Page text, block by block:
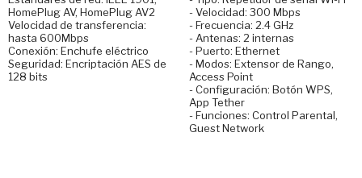
HomePlug AV, HomePlug AV2
Velocidad de transferencia:
hasta 600Mbps
Conexión: Enchufe eléctrico
Seguridad: Encriptación AES de
128 bits
- Velocidad: 300 Mbps
- Frecuencia: 2.4 GHz
- Antenas: 2 internas
- Puerto: Ethernet
- Modos: Extensor de Rango,
Access Point
- Configuración: Botón WPS,
App Tether
- Funciones: Control Parental,
Guest Network